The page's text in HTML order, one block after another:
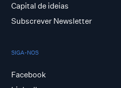
Capital de ideias
Subscrever Newsletter
SIGA-NOS
Facebook